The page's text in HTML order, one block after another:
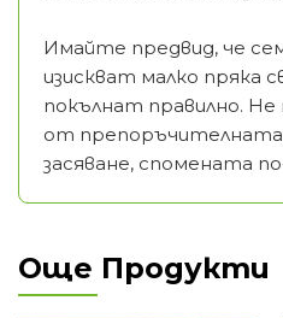
Имайте предвид, че
изискват малко пряка
покълнат правилно.
от препоръчителната
засяване, спомената
Още Продукти